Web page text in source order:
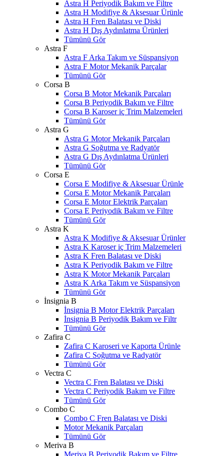
Astra H Periyodik Bakım ve Filtre
Astra H Modifiye & Aksesuar Ürünle
Astra H Fren Balatası ve Diski
Astra H Dış Aydınlatma Ürünleri
Tümünü Gör
Astra F
Astra F Arka Takım ve Süspansiyon
Astra F Motor Mekanik Parçalar
Tümünü Gör
Corsa B
Corsa B Motor Mekanik Parçaları
Corsa B Periyodik Bakım ve Filtre
Corsa B Karoser iç Trim Malzemeleri
Tümünü Gör
Astra G
Astra G Motor Mekanik Parçaları
Astra G Soğutma ve Radyatör
Astra G Dış Aydınlatma Ürünleri
Tümünü Gör
Corsa E
Corsa E Modifiye & Aksesuar Ürünle
Corsa E Motor Mekanik Parçaları
Corsa E Motor Elektrik Parçaları
Corsa E Periyodik Bakım ve Filtre
Tümünü Gör
Astra K
Astra K Modifiye & Aksesuar Ürünler
Astra K Karoser iç Trim Malzemeleri
Astra K Fren Balatası ve Diski
Astra K Periyodik Bakım ve Filtre
Astra K Motor Mekanik Parçaları
Astra K Arka Takım ve Süspansiyon
Tümünü Gör
İnsignia B
İnsignia B Motor Elektrik Parçaları
İnsignia B Periyodik Bakım ve Filtr
Tümünü Gör
Zafira C
Zafira C Karoseri ve Kaporta Ürünle
Zafira C Soğutma ve Radyatör
Tümünü Gör
Vectra C
Vectra C Fren Balatası ve Diski
Vectra C Periyodik Bakım ve Filtre
Tümünü Gör
Combo C
Combo C Fren Balatası ve Diski
Motor Mekanik Parçaları
Tümünü Gör
Meriva B
Meriva B Periyodik Bakım ve Filtre